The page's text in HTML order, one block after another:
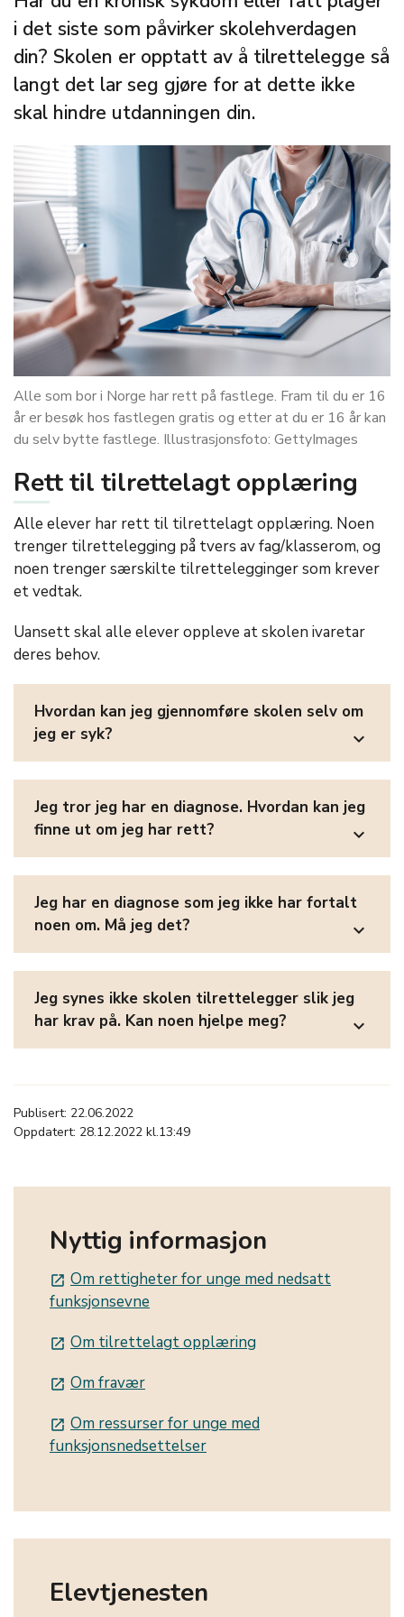
i det siste som påvirker skolehverdagen
din? Skolen er opptatt av å tilrettelegge så
langt det lar seg gjøre for at dette ikke
skal hindre utdanningen din.
Alle som bor i Norge har rett på fastlege. Fram til du er 16
år er besøk hos fastlegen gratis og etter at du er 16 år kan
du selv bytte fastlege. Illustrasjonsfoto: GettyImages
Rett til tilrettelagt opplæring
Alle elever har rett til tilrettelagt opplæring. Noen
trenger tilrettelegging på tvers av fag/klasserom, og
noen trenger særskilte tilrettelegginger som krever
et vedtak.
Uansett skal alle elever oppleve at skolen ivaretar
deres behov.
Hvordan kan jeg gjennomføre skolen selv om
jeg er syk?
expand_more
Jeg tror jeg har en diagnose. Hvordan kan jeg
finne ut om jeg har rett?
expand_more
Jeg har en diagnose som jeg ikke har fortalt
noen om. Må jeg det?
expand_more
Jeg synes ikke skolen tilrettelegger slik jeg
har krav på. Kan noen hjelpe meg?
expand_more
Publisert: 22.06.2022
Oppdatert: 28.12.2022 kl.13:49
Nyttig informasjon
launch Om rettigheter for unge med nedsatt
funksjonsevne
launch Om tilrettelagt opplæring
launch Om fravær
launch Om ressurser for unge med
funksjonsnedsettelser
Elevtjenesten